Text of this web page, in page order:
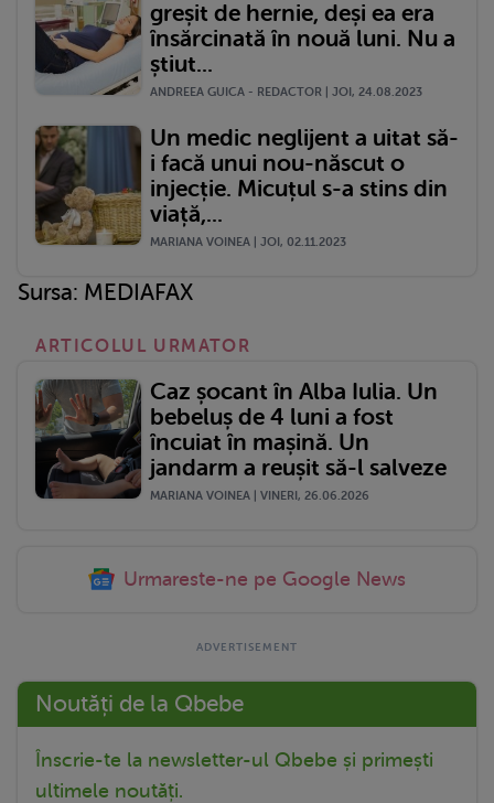
greșit de hernie, deși ea era
însărcinată în nouă luni. Nu a
știut...
ANDREEA GUICA - REDACTOR | JOI, 24.08.2023
Un medic neglijent a uitat să-
i facă unui nou-născut o
injecție. Micuțul s-a stins din
viață,...
MARIANA VOINEA | JOI, 02.11.2023
Sursa: MEDIAFAX
ARTICOLUL URMATOR
Caz șocant în Alba Iulia. Un
bebeluș de 4 luni a fost
încuiat în mașină. Un
jandarm a reușit să-l salveze
MARIANA VOINEA | VINERI, 26.06.2026
Urmareste-ne pe Google News
Noutăți de la Qbebe
Înscrie-te la newsletter-ul Qbebe și primești
ultimele noutăți.